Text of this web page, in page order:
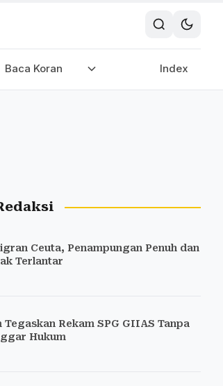
Baca Koran Index
Ceuta, Penampungan Penuh dan
Terlantar
Tegaskan Rekam SPG GIIAS Tanpa
Hukum